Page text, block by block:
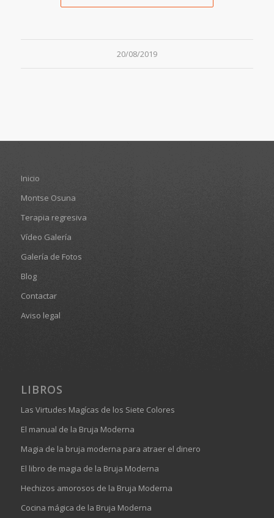
20/08/2019
Inicio
Montse Osuna
Terapia regresiva
Vídeo Galería
Galería de Fotos
Blog
Contactar
Aviso legal
LIBROS
Las Virtudes Magícas de los Siete Colores
El manual de la Bruja Moderna
Magia de la bruja moderna para atraer el dinero
El libro de magia de la Bruja Moderna
Hechizos amorosos de la Bruja Moderna
Cocina mágica de la Bruja Moderna